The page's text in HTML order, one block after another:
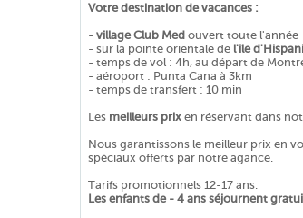
Votre destination de vacances :
- village Club Med ouvert toute l'année
- sur la pointe orientale de l'île
- temps de vol : 4h, au départ de
- aéroport : Punta Cana à 3km
- temps de transfert : 10 min
Les meilleurs prix en réservant dans
Nous garantissons le meilleur prix en
spéciaux offerts par notre agance.
Tarifs promotionnels 12-17 ans.
Les enfants de - 4 ans séjournent